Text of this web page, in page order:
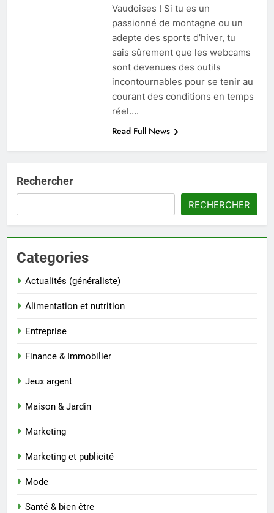
Vaudoises ! Si tu es un
passionné de montagne ou un
adepte des sports d’hiver, tu
sais sûrement que les webcams
sont devenues des outils
incontournables pour se tenir au
courant des conditions en temps
réel….
Read Full News
Rechercher
RECHERCHER
Categories
Actualités (généraliste)
Alimentation et nutrition
Entreprise
Finance & Immobilier
Jeux argent
Maison & Jardin
Marketing
Marketing et publicité
Mode
Santé & bien être